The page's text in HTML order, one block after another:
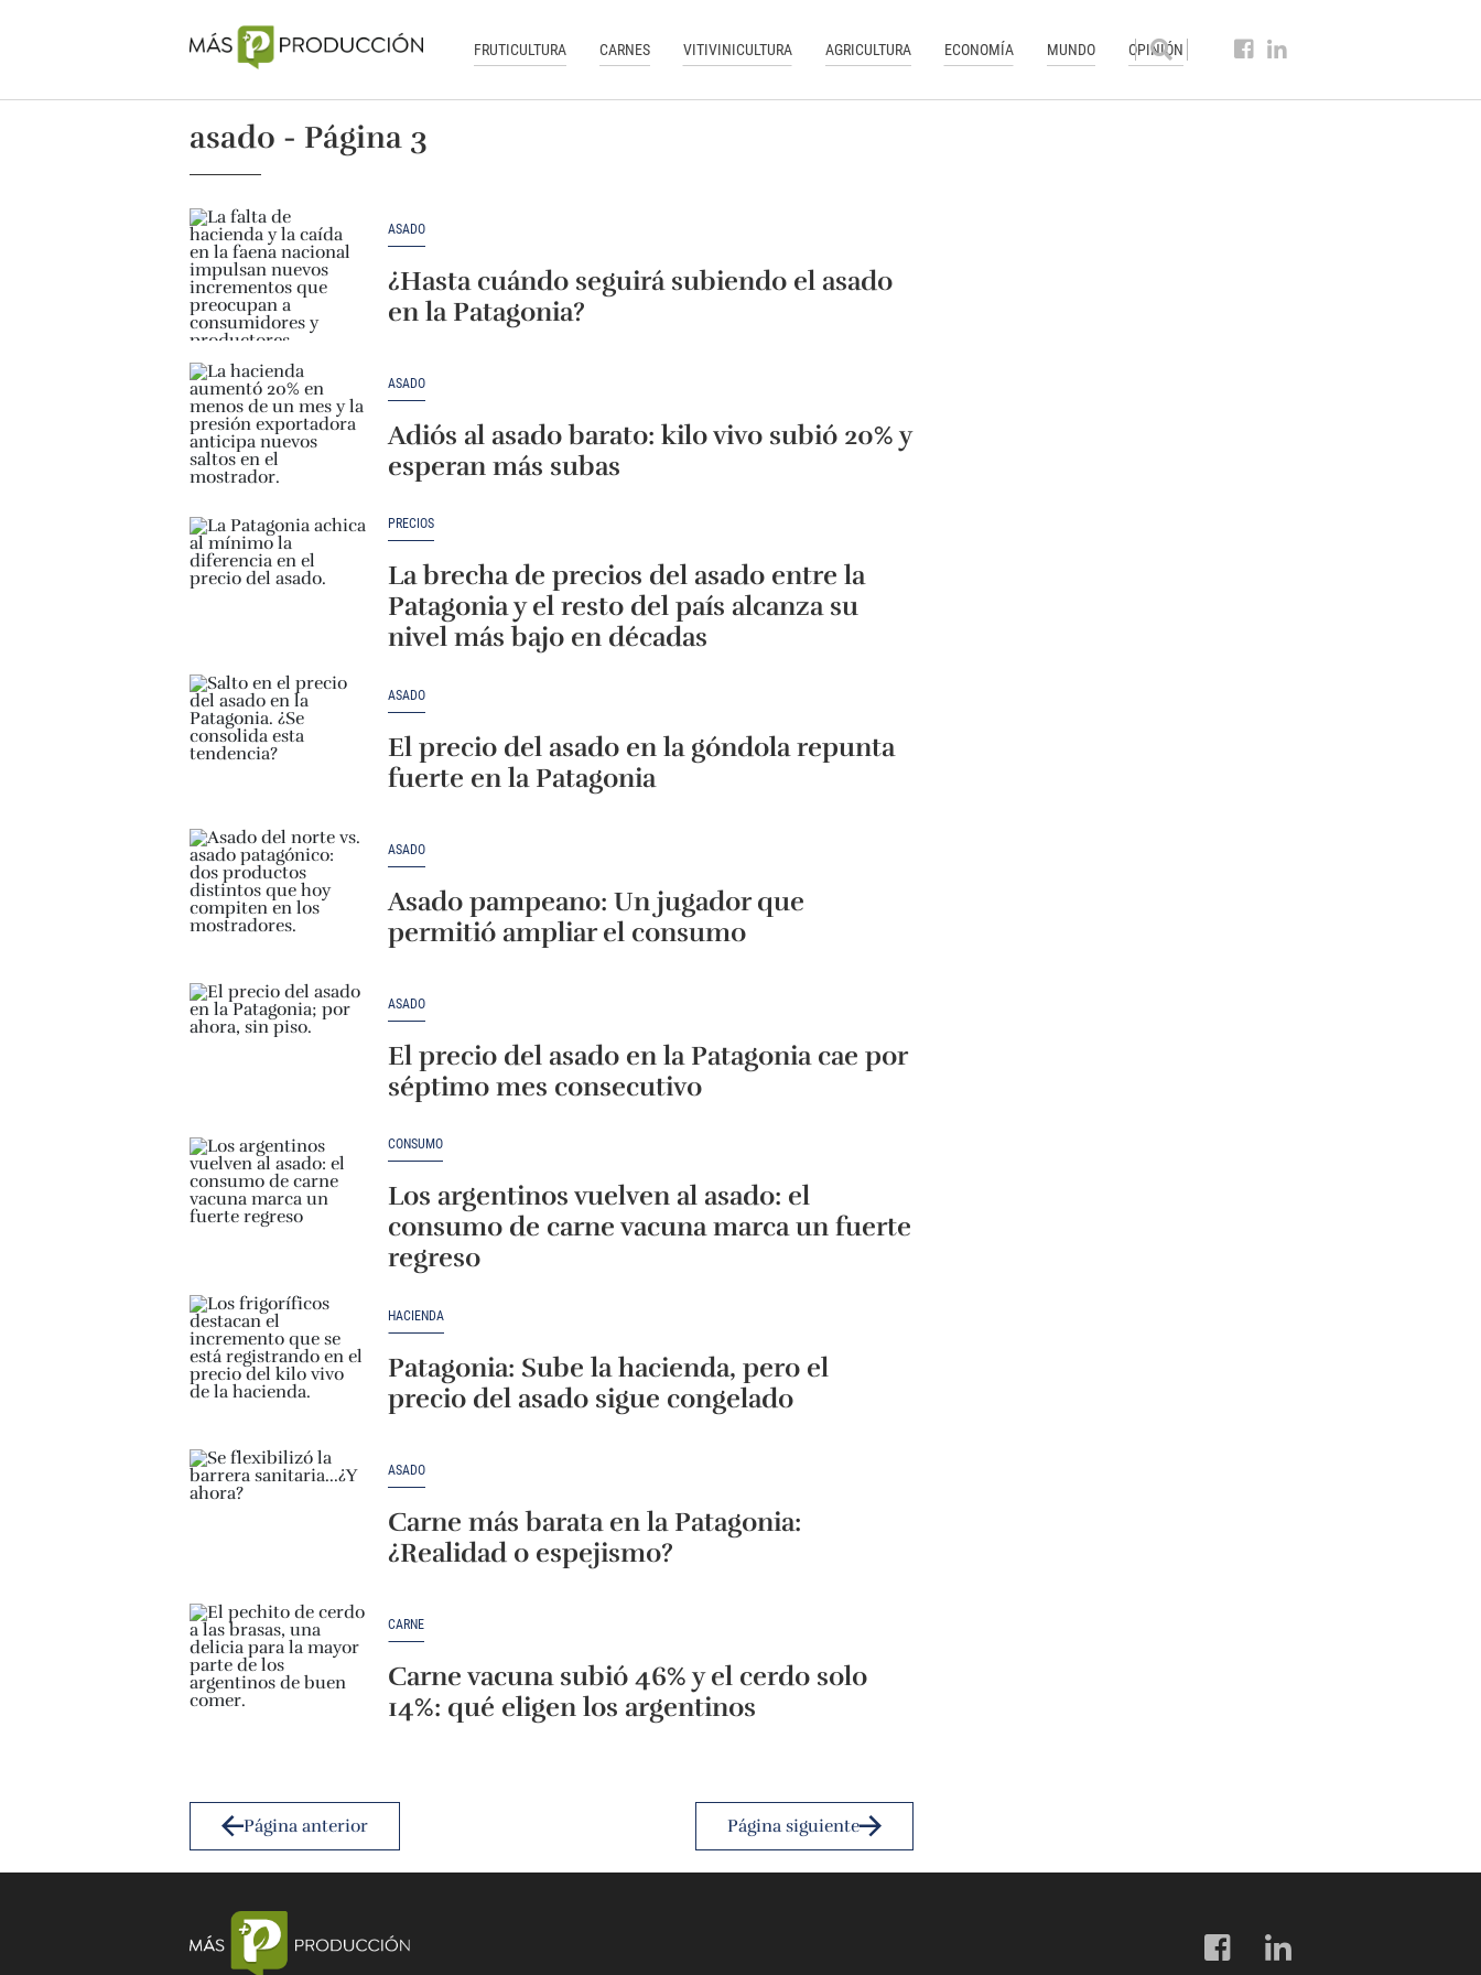
FRUTICULTURA CARNES VITIVINICULTURA AGRICULTURA ECONOMÍA MUNDO OPINIÓN
asado - Página 3
ASADO
¿Hasta cuándo seguirá subiendo el asado
en la Patagonia?
ASADO
Adiós al asado barato: kilo vivo subió 20% y
esperan más subas
PRECIOS
La brecha de precios del asado entre la
Patagonia y el resto del país alcanza su
nivel más bajo en décadas
ASADO
El precio del asado en la góndola repunta
fuerte en la Patagonia
ASADO
Asado pampeano: Un jugador que
permitió ampliar el consumo
ASADO
El precio del asado en la Patagonia cae por
séptimo mes consecutivo
CONSUMO
Los argentinos vuelven al asado: el
consumo de carne vacuna marca un fuerte
regreso
HACIENDA
Patagonia: Sube la hacienda, pero el
precio del asado sigue congelado
ASADO
Carne más barata en la Patagonia:
¿Realidad o espejismo?
CARNE
Carne vacuna subió 46% y el cerdo solo
14%: qué eligen los argentinos
Página anterior Página siguiente